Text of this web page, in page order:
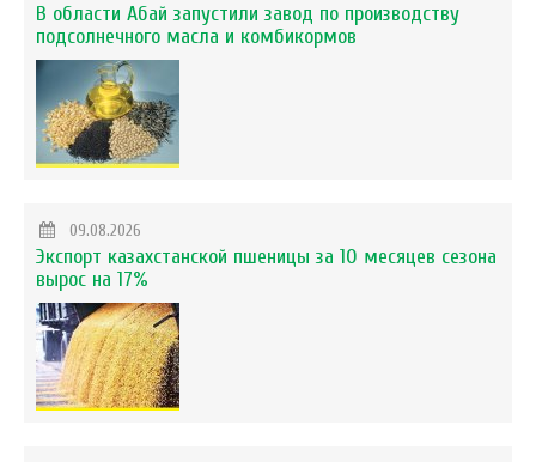
В области Абай запустили завод по производству
подсолнечного масла и комбикормов
09.08.2026
Экспорт казахстанской пшеницы за 10 месяцев сезона
вырос на 17%